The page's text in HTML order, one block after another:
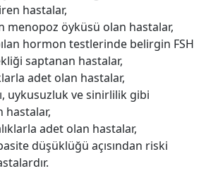
hastalar,
menopoz öyküsü olan hastalar,
hormon testlerinde belirgin FSH
saptanan hastalar,
adet olan hastalar,
uykusuzluk ve sinirlilik gibi
hastalar,
adet olan hastalar,
düşüklüğü açısından riski